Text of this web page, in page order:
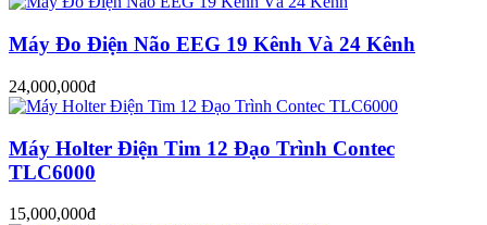
Máy Đo Điện Não EEG 19 Kênh Và 24 Kênh
24,000,000đ
Máy Holter Điện Tim 12 Đạo Trình Contec
TLC6000
15,000,000đ